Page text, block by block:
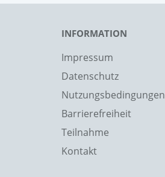
INFORMATION
Impressum
Datenschutz
Nutzungsbedingungen
Barrierefreiheit
Teilnahme
Kontakt